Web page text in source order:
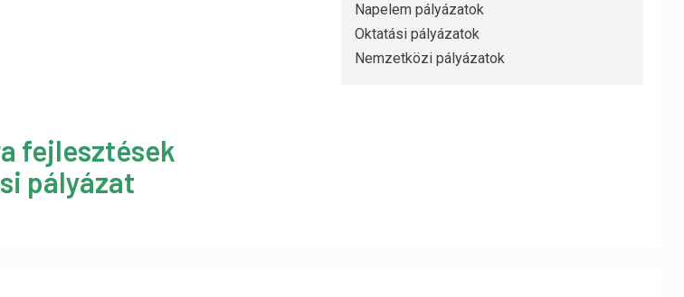
fejlesztések
pályázat
Napelem pályázatok
Oktatási pályázatok
Nemzetközi pályázatok